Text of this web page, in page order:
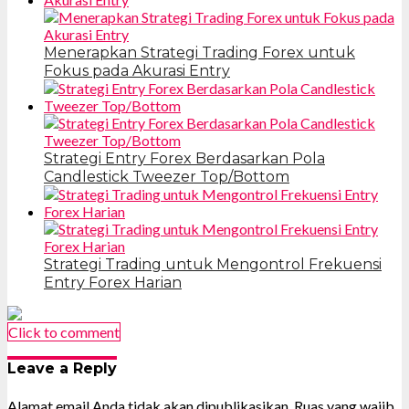
Menerapkan Strategi Trading Forex untuk
Fokus pada Akurasi Entry
Strategi Entry Forex Berdasarkan Pola
Candlestick Tweezer Top/Bottom
Strategi Trading untuk Mengontrol Frekuensi
Entry Forex Harian
Click to comment
Leave a Reply